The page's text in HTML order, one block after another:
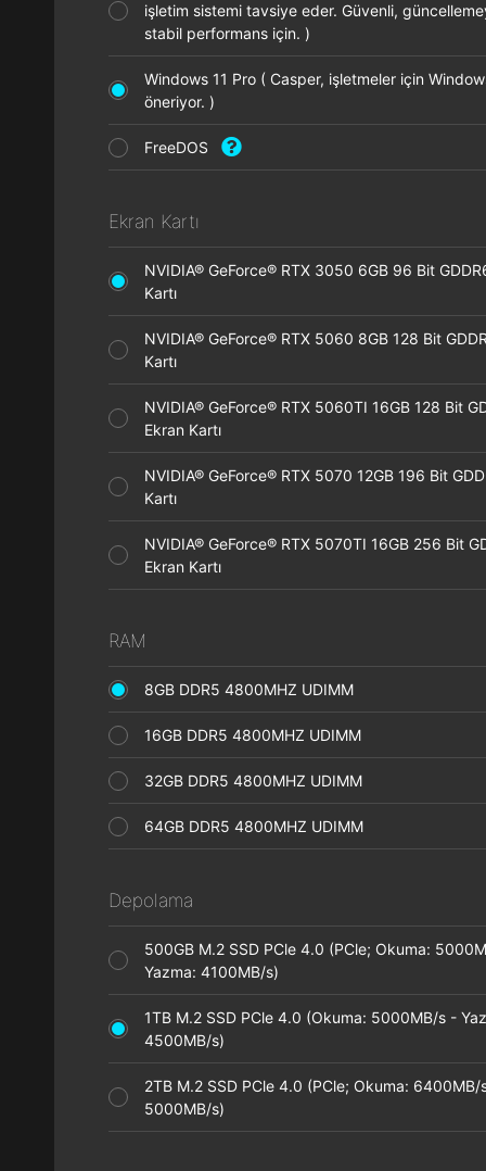
işletim sistemi tavsiye eder. Güvenli,
stabil performans için. )
Windows 11 Pro ( Casper, işletmeler için
öneriyor. )
FreeDOS
Ekran Kartı
NVIDIA® GeForce® RTX 3050 6GB 96 Bit
Kartı
NVIDIA® GeForce® RTX 5060 8GB 128 Bit
Kartı
NVIDIA® GeForce® RTX 5060TI 16GB 128 Bit
Ekran Kartı
NVIDIA® GeForce® RTX 5070 12GB 196 Bit
Kartı
NVIDIA® GeForce® RTX 5070TI 16GB 256 Bit
Ekran Kartı
RAM
8GB DDR5 4800MHZ UDIMM
16GB DDR5 4800MHZ UDIMM
32GB DDR5 4800MHZ UDIMM
64GB DDR5 4800MHZ UDIMM
Depolama
500GB M.2 SSD PCle 4.0 (PCle; Okuma:
Yazma: 4100MB/s)
1TB M.2 SSD PCle 4.0 (Okuma: 5000MB/s -
4500MB/s)
2TB M.2 SSD PCle 4.0 (PCle; Okuma: 6400MB/
5000MB/s)